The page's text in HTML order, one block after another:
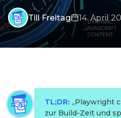
Till Freitag 14. April
TL;DR: „Playwright
zur Build-Zeit und